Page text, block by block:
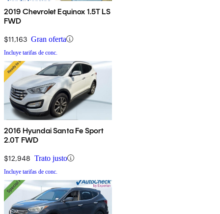
2019 Chevrolet Equinox 1.5T LS
FWD
$11,163 Gran oferta
Incluye tarifas de conc.
2016 Hyundai Santa Fe Sport
2.0T FWD
$12,948 Trato justo
Incluye tarifas de conc.